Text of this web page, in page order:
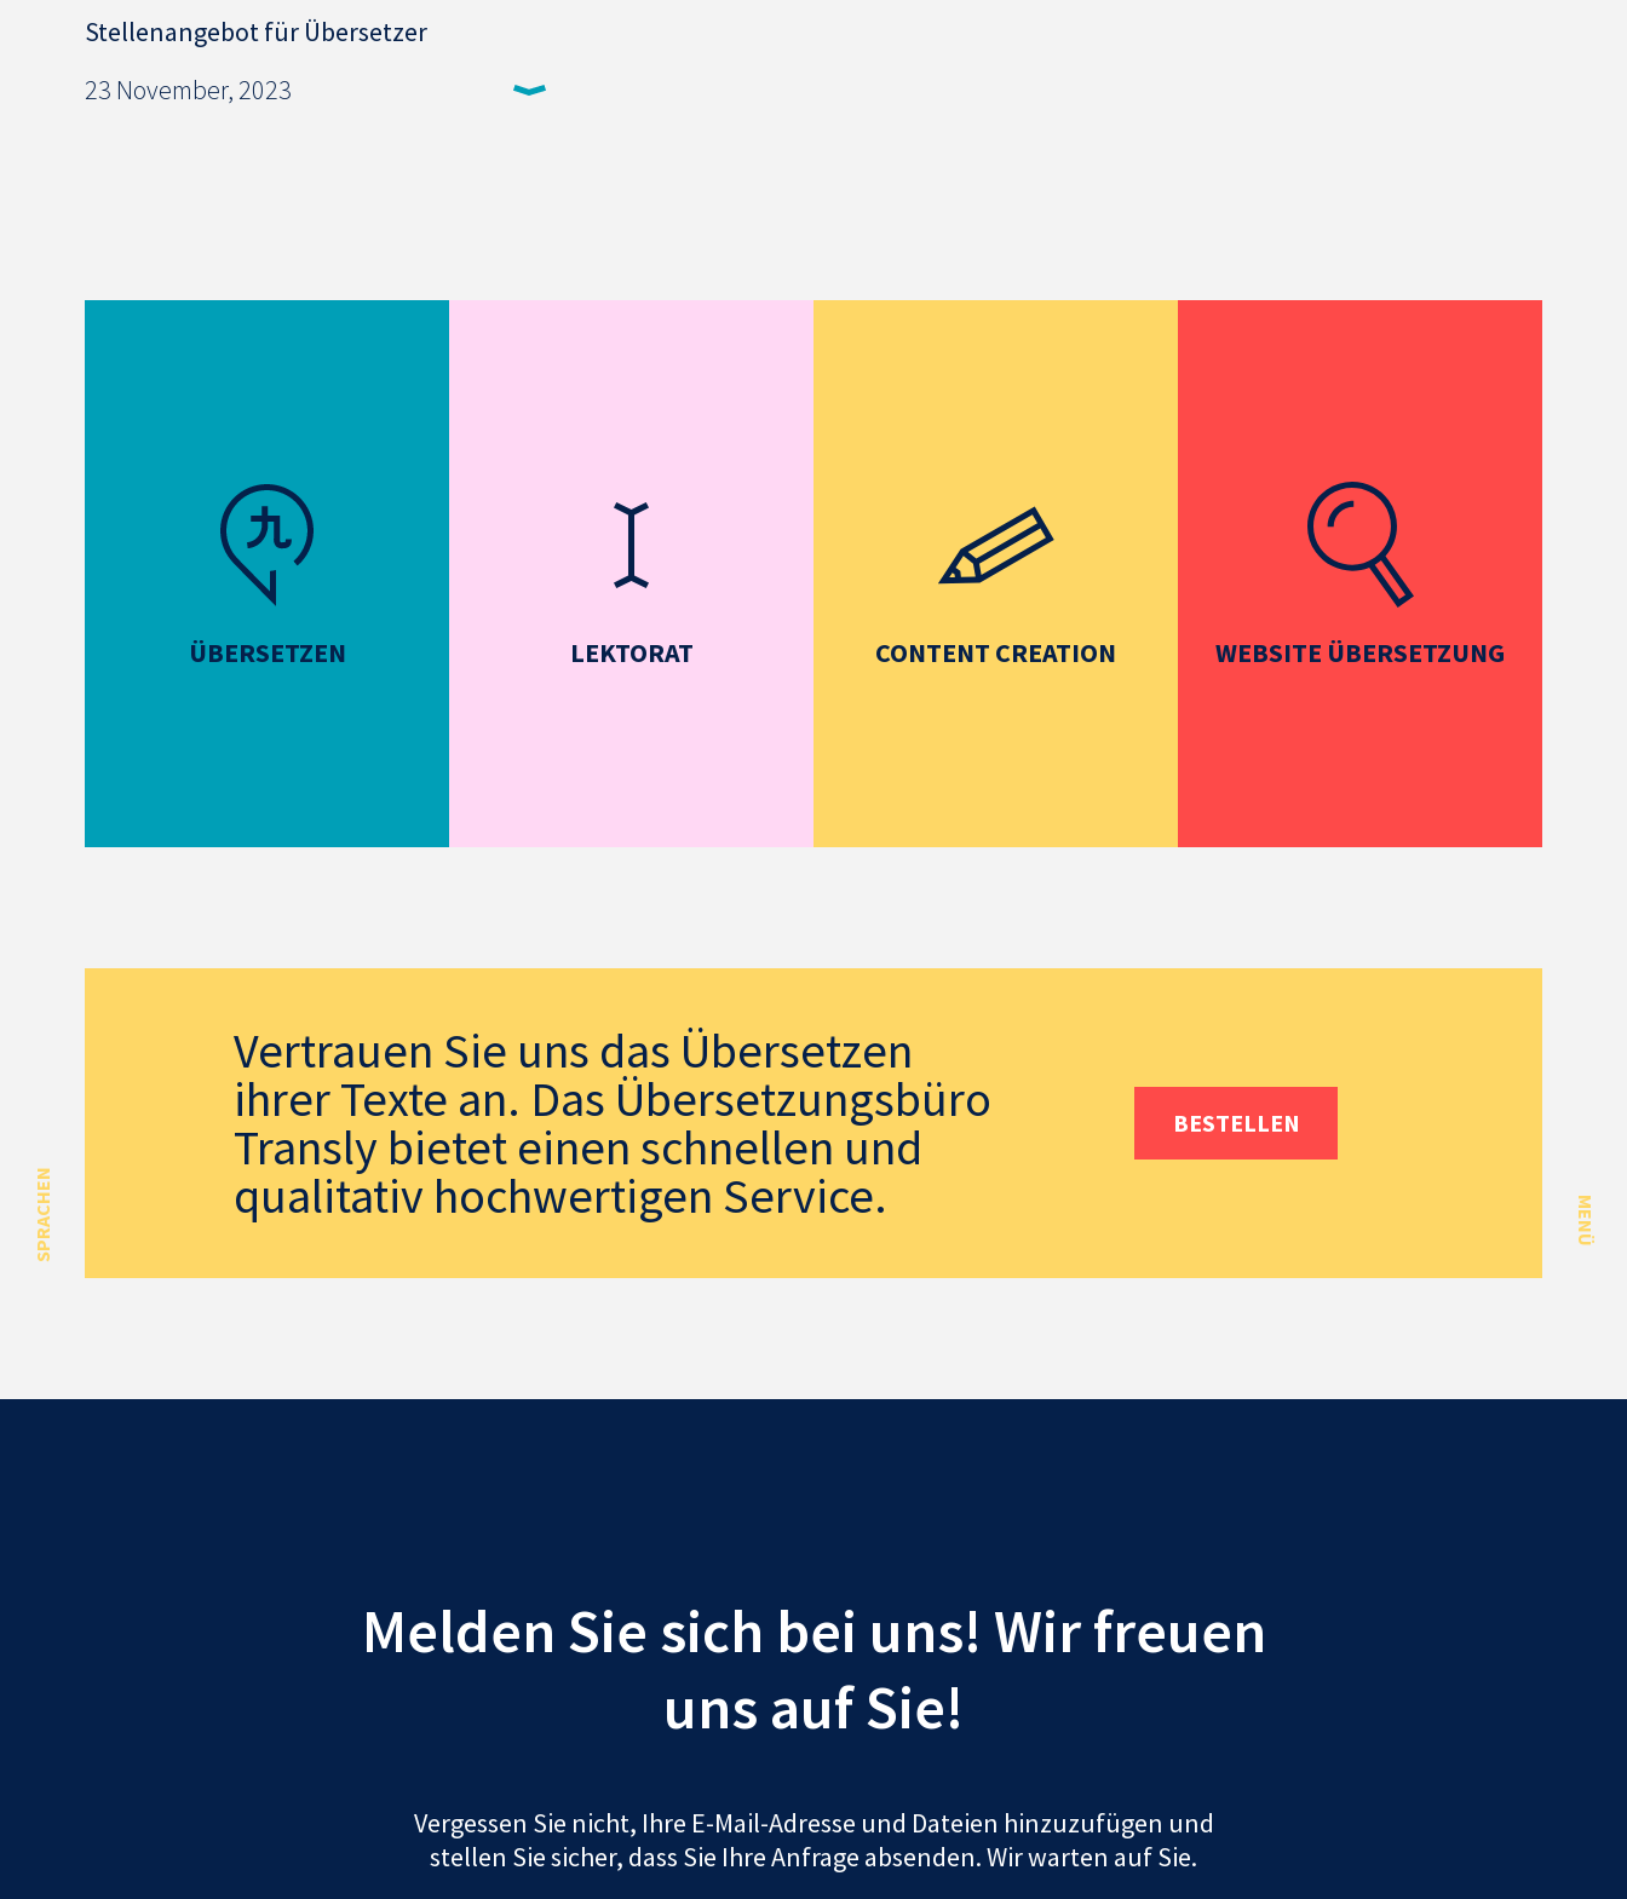
Stellenangebot für Übersetzer
23 November, 2023
ÜBERSETZEN LEKTORAT CONTENT CREATION WEBSITE ÜBERSETZUNG
Vertrauen Sie uns das Übersetzen
ihrer Texte an. Das Übersetzungsbüro
Transly bietet einen schnellen und
qualitativ hochwertigen Service.
BESTELLEN
Melden Sie sich bei uns! Wir freuen
uns auf Sie!
Vergessen Sie nicht, Ihre E-Mail-Adresse und Dateien hinzuzufügen und
stellen Sie sicher, dass Sie Ihre Anfrage absenden. Wir warten auf Sie.
SPRACHEN MENÜ